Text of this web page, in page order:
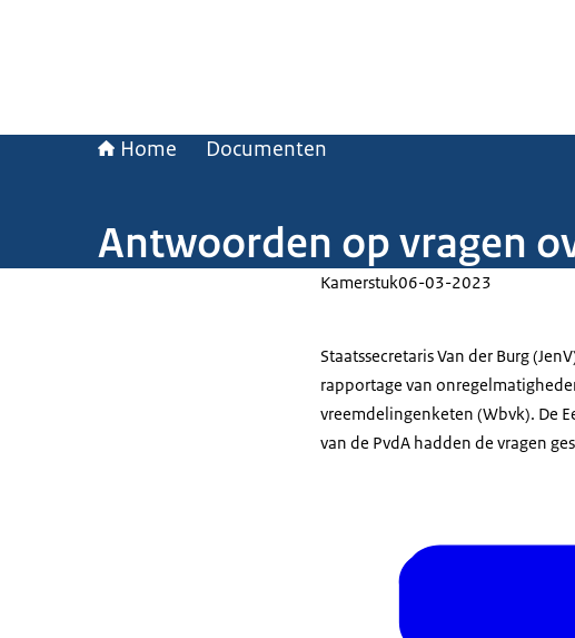
Home Documenten
Antwoorden op vragen
Kamerstuk06-03-2023
Staatssecretaris Van der Burg
rapportage van
vreemdelingenketen (Wbvk). De
van de PvdA hadden de vragen